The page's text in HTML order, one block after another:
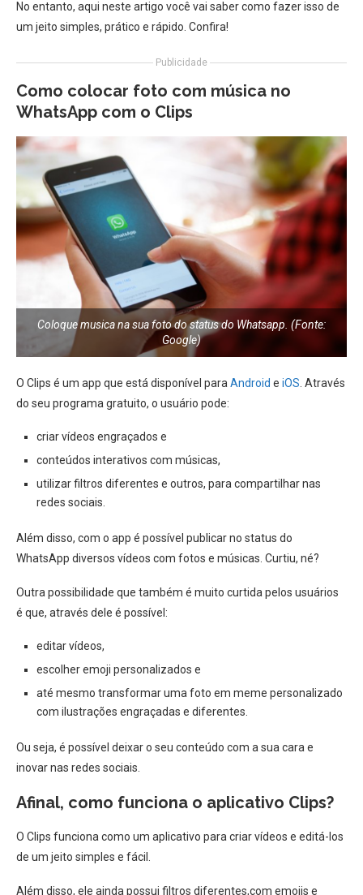
No entanto, aqui neste artigo você vai saber como fazer isso de
um jeito simples, prático e rápido. Confira!
Publicidade
Como colocar foto com música no
WhatsApp com o Clips
Coloque musica na sua foto do status do Whatsapp. (Fonte:
Google)
O Clips é um app que está disponível para Android e iOS . Através
do seu programa gratuito, o usuário pode:
criar vídeos engraçados e
conteúdos interativos com músicas,
utilizar filtros diferentes e outros, para compartilhar nas
redes sociais.
Além disso, com o app é possível publicar no status do
WhatsApp diversos vídeos com fotos e músicas. Curtiu, né?
Outra possibilidade que também é muito curtida pelos usuários
é que, através dele é possível:
editar vídeos,
escolher emoji personalizados e
até mesmo transformar uma foto em meme personalizado
com ilustrações engraçadas e diferentes.
Ou seja, é possível deixar o seu conteúdo com a sua cara e
inovar nas redes sociais.
Afinal, como funciona o aplicativo Clips?
O Clips funciona como um aplicativo para criar vídeos e editá-los
de um jeito simples e fácil.
Além disso, ele ainda possui filtros diferentes,com emojis e